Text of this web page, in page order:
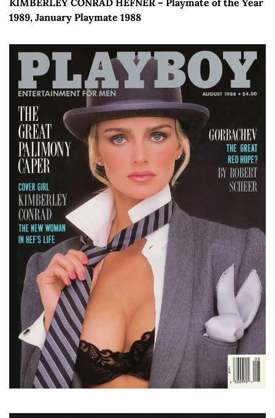
1989, January Playmate 1988